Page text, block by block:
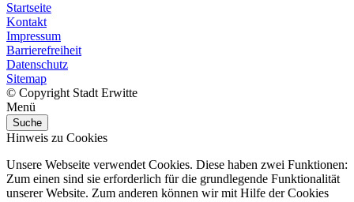
Startseite
Kontakt
Impressum
Barrierefreiheit
Datenschutz
Sitemap
© Copyright Stadt Erwitte
Menü
Suche
Hinweis zu Cookies
Unsere Webseite verwendet Cookies. Diese haben zwei Funktionen:
Zum einen sind sie erforderlich für die grundlegende Funktionalität
unserer Website. Zum anderen können wir mit Hilfe der Cookies